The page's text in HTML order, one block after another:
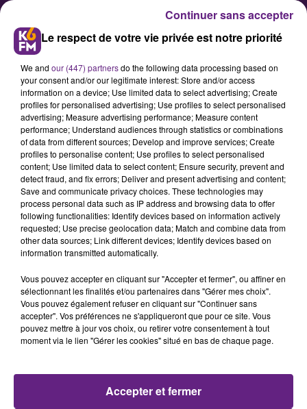
Ils sont fous ces gaulois !
Astérix à Alésia, du mythe à la
réalité... L'exposition temporaire
2015 au MuséoParc Alésia du 25
Publié : 12 décembre 2014 à 10h05 par Franck Pelloux
Le respect de votre vie privée est notre priorité
We and our (447) partnersdo the following data processing based on
your consent and/or our legitimate interest: Store and/or access
information on a device; Use limited data to select advertising; Create
profiles for personalised advertising; Use profiles to select personalised
advertising; Measure advertising performance; Measure content
performance; Understand audiences through statistics or combinations
of data from different sources; Develop and improve services; Create
profiles to personalise content; Use profiles to select personalised
content; Use limited data to select content; Ensure security, prevent and
detect fraud, and fix errors; Deliver and present advertising and content;
Save and communicate privacy choices. These technologies may
process personal data such as IP address and browsing data to offer
following functionalities: Identify devices based on information actively
requested; Use precise geolocation data; Match and combine data from
other data sources; Link different devices; Identify devices based on
information transmitted automatically.
Vous pouvez accepter en cliquant sur "Accepter et fermer", ou affiner en
sélectionnant les finalités et/ou partenaires dans "Gérer mes choix".
Vous pouvez également refuser en cliquant sur "Continuer sans
accepter". Vos préférences ne s'appliqueront que pour ce site. Vous
pouvez mettre à jour vos choix, ou retirer votre consentement à tout
moment via le lien "Gérer les cookies" situé en bas de chaque page.
Accepter et fermer
Continuer sans accepter